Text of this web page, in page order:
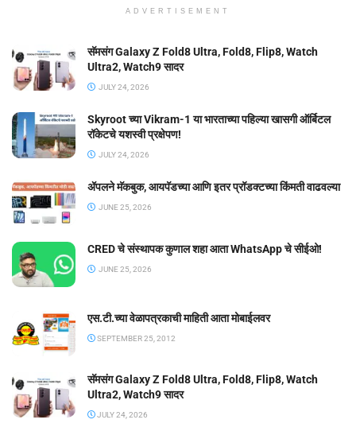
ADVERTISEMENT
सॅमसंग Galaxy Z Fold8 Ultra, Fold8, Flip8, Watch
Ultra2, Watch9 सादर
JULY 24, 2026
Skyroot च्या Vikram-1 या भारताच्या पहिल्या खासगी ऑर्बिटल
रॉकेटचे यशस्वी प्रक्षेपण!
JULY 24, 2026
ॲपलने मॅकबुक, आयपॅडच्या आणि इतर प्रॉडक्टच्या किंमती वाढवल्या
JUNE 25, 2026
CRED चे संस्थापक कुणाल शहा आता WhatsApp चे सीईओ!
JUNE 25, 2026
एस.टी.च्या वेळापत्रकाची माहिती आता मोबाईलवर
SEPTEMBER 25, 2012
सॅमसंग Galaxy Z Fold8 Ultra, Fold8, Flip8, Watch
Ultra2, Watch9 सादर
JULY 24, 2026